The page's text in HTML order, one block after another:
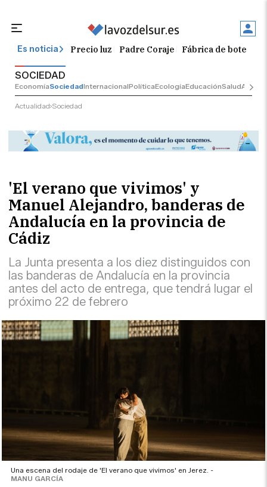
Es noticia Precio luz Padre Coraje Fábrica de botellas
SOCIEDAD
EconomíaSociedadInternacionalPolíticaEcologíaEducaciónSalud
Actualidad Sociedad
'El verano que vivimos' y
Manuel Alejandro, banderas de
Andalucía en la provincia de
Cádiz
La Junta presenta a los diez distinguidos con
las banderas de Andalucía en la provincia
antes del acto de entrega, que tendrá lugar el
próximo 22 de febrero
Una escena del rodaje de 'El verano que vivimos' en Jerez. -
MANU GARCÍA